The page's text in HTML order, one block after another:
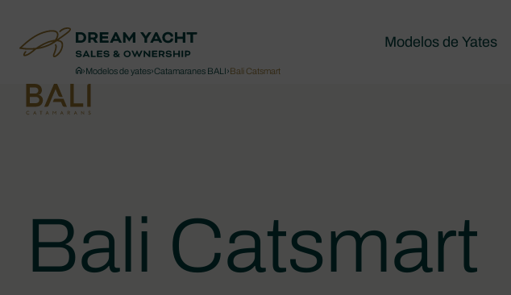
Modelos de Yates
›Modelos de yates›Catamaranes BALI›Bali Catsmart
Bali Catsmart